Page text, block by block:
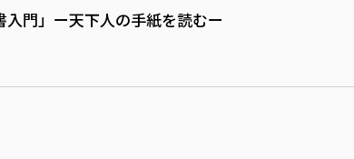
門」ー天下人の手紙を読むー